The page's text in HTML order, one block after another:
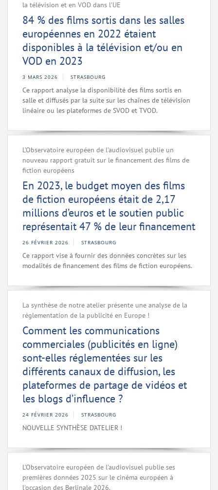
la télévision et en VOD dans l’UE
84 % des films sortis dans les salles
européennes en 2022 étaient
disponibles à la télévision et/ou en
VOD en 2023
3 MARS 2026 STRASBOURG
Ce rapport analyse la disponibilité des films sortis en
salle et diffusés par la suite sur les chaînes de télévision
linéaire ou les plateformes de SVOD et TVOD.
L’Observatoire européen de l’audiovisuel publie un
nouveau rapport gratuit sur le financement des films de
fiction européens
En 2023, le budget moyen des films
de fiction européens était de 2,17
millions d’euros et le soutien public
représentait 47 % de leur financement
26 FÉVRIER 2026 STRASBOURG
Ce rapport vise à fournir des données concrètes sur les
modalités de financement des films de fiction européens.
La synthèse de notre atelier présente une analyse de la
réglementation de la publicité en Europe !
Comment les communications
commerciales (publicités en ligne)
sont-elles réglementées sur les
différents canaux de diffusion, les
plateformes de partage de vidéos et
les blogs d’influence ?
24 FÉVRIER 2026 STRASBOURG
NOUVELLE SYNTHÈSE D’ATELIER !
L’Observatoire européen de l’audiovisuel publie ses
premières données 2025 sur le cinéma européen à
l'occasion des Berlinale 2026.